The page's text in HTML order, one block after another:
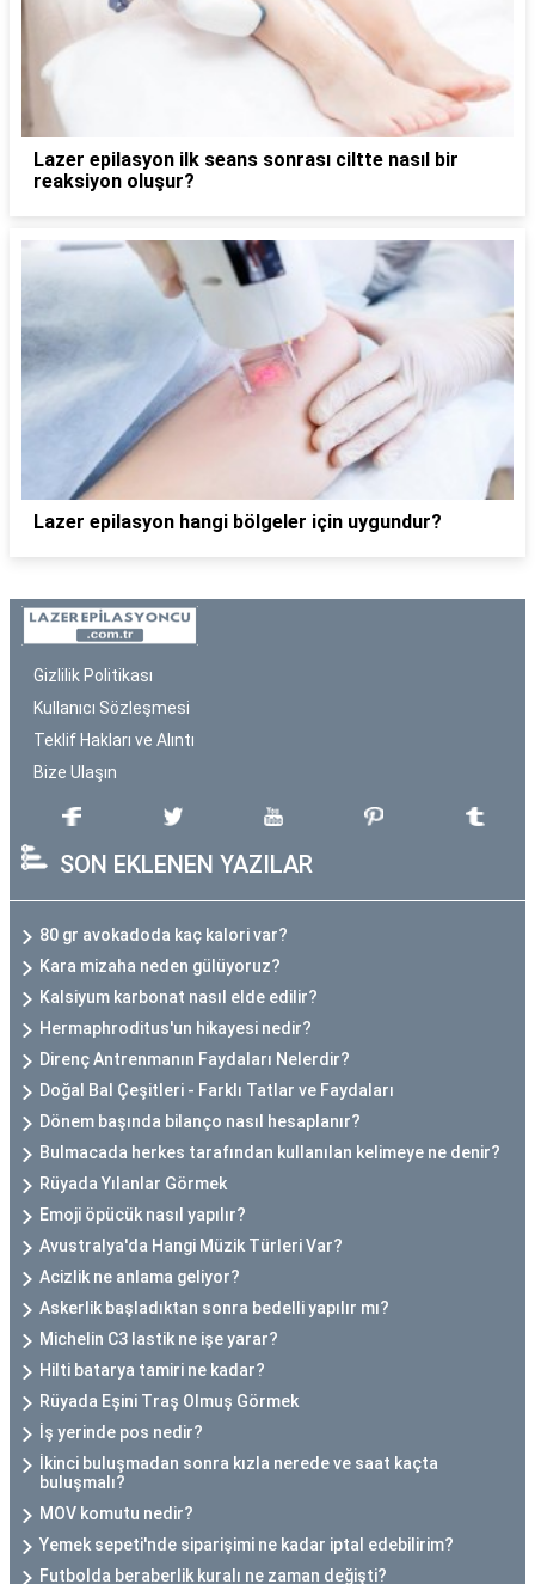
Lazer epilasyon ilk seans sonrası ciltte nasıl bir
reaksiyon oluşur?
Lazer epilasyon hangi bölgeler için uygundur?
Gizlilik Politikası
Kullanıcı Sözleşmesi
Teklif Hakları ve Alıntı
Bize Ulaşın
SON EKLENEN YAZILAR
80 gr avokadoda kaç kalori var?
Kara mizaha neden gülüyoruz?
Kalsiyum karbonat nasıl elde edilir?
Hermaphroditus'un hikayesi nedir?
Direnç Antrenmanın Faydaları Nelerdir?
Doğal Bal Çeşitleri - Farklı Tatlar ve Faydaları
Dönem başında bilanço nasıl hesaplanır?
Bulmacada herkes tarafından kullanılan kelimeye ne denir?
Rüyada Yılanlar Görmek
Emoji öpücük nasıl yapılır?
Avustralya'da Hangi Müzik Türleri Var?
Acizlik ne anlama geliyor?
Askerlik başladıktan sonra bedelli yapılır mı?
Michelin C3 lastik ne işe yarar?
Hilti batarya tamiri ne kadar?
Rüyada Eşini Traş Olmuş Görmek
İş yerinde pos nedir?
İkinci buluşmadan sonra kızla nerede ve saat kaçta
buluşmalı?
MOV komutu nedir?
Yemek sepeti'nde siparişimi ne kadar iptal edebilirim?
Futbolda beraberlik kuralı ne zaman değişti?